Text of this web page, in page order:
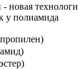
новая
у полиамида